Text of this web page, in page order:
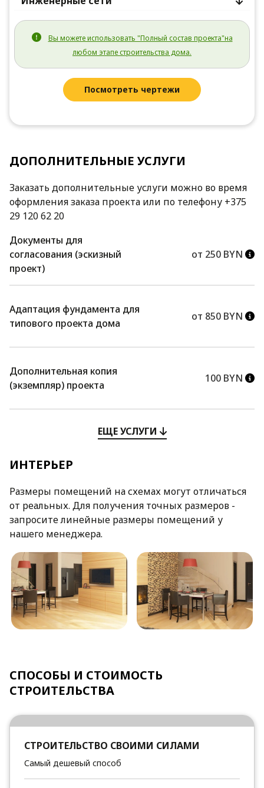
Вы можете использовать "Полный состав проекта"на
любом этапе строительства дома.
Посмотреть чертежи
ДОПОЛНИТЕЛЬНЫЕ УСЛУГИ
Заказать дополнительные услуги можно во время
оформления заказа проекта или по телефону +375
29 120 62 20
Документы для
согласования (эскизный
проект)
от 250 BYN
Адаптация фундамента для
типового проекта дома
от 850 BYN
Дополнительная копия
(экземпляр) проекта
100 BYN
ЕЩЕ УСЛУГИ
ИНТЕРЬЕР
Размеры помещений на схемах могут отличаться
от реальных. Для получения точных размеров -
запросите линейные размеры помещений у
нашего менеджера.
СПОСОБЫ И СТОИМОСТЬ
СТРОИТЕЛЬСТВА
СТРОИТЕЛЬСТВО СВОИМИ СИЛАМИ
Самый дешевый способ